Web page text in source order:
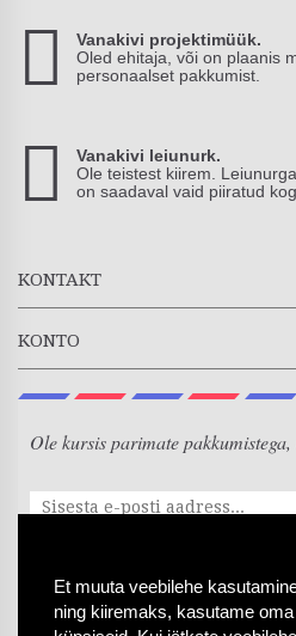
Et muuta veebilehe
ning kiiremaks, kasutame
Vanakivi projektimüük.
Oled ehitaja, või on plaanis
personaalset pakkumist.
Vanakivi leiunurk.
Ole teistest kiirem.
on saadaval vaid piiratud
KONTAKT
KONTO
Ole kursis parimate
SAADA